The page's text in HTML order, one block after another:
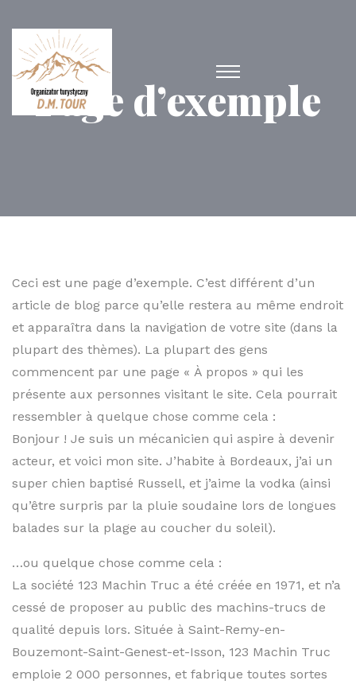
Page d’exemple
Ceci est une page d’exemple. C’est différent d’un
article de blog parce qu’elle restera au même endroit
et apparaîtra dans la navigation de votre site (dans la
plupart des thèmes). La plupart des gens
commencent par une page « À propos » qui les
présente aux personnes visitant le site. Cela pourrait
ressembler à quelque chose comme cela :
Bonjour ! Je suis un mécanicien qui aspire à devenir
acteur, et voici mon site. J’habite à Bordeaux, j’ai un
super chien baptisé Russell, et j’aime la vodka (ainsi
qu’être surpris par la pluie soudaine lors de longues
balades sur la plage au coucher du soleil).
…ou quelque chose comme cela :
La société 123 Machin Truc a été créée en 1971, et n’a
cessé de proposer au public des machins-trucs de
qualité depuis lors. Située à Saint-Remy-en-
Bouzemont-Saint-Genest-et-Isson, 123 Machin Truc
emploie 2 000 personnes, et fabrique toutes sortes